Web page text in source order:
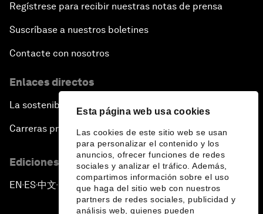
Esta página web usa cookies
Las cookies de este sitio web se usan
para personalizar el contenido y los
anuncios, ofrecer funciones de redes
sociales y analizar el tráfico. Además,
compartimos información sobre el uso
que haga del sitio web con nuestros
partners de redes sociales, publicidad y
análisis web, quienes pueden
Regístrese para recibir nuestras notas de prensa
Suscríbase a nuestros boletines
Contacte con nosotros
Enlaces directos
La sostenibilidad en el Foro
Carreras profesionales
Ediciones en otros idiomas
EN ▪ ES▪中文▪ 日本語